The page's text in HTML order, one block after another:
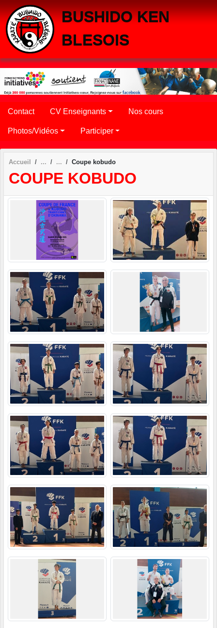
BUSHIDO KEN
BLESOIS
Contact CV Enseignants Nos cours
Photos/Vidéos Participer
Accueil Coupe kobudo
COUPE KOBUDO
Panneau de gestion des cookies